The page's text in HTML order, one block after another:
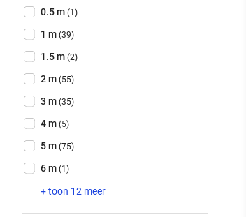
Lengte (Optioneel)
0.5 m (1)
1 m (39)
1.5 m (2)
2 m (55)
3 m (35)
4 m (5)
5 m (75)
6 m (1)
+ toon 12 meer